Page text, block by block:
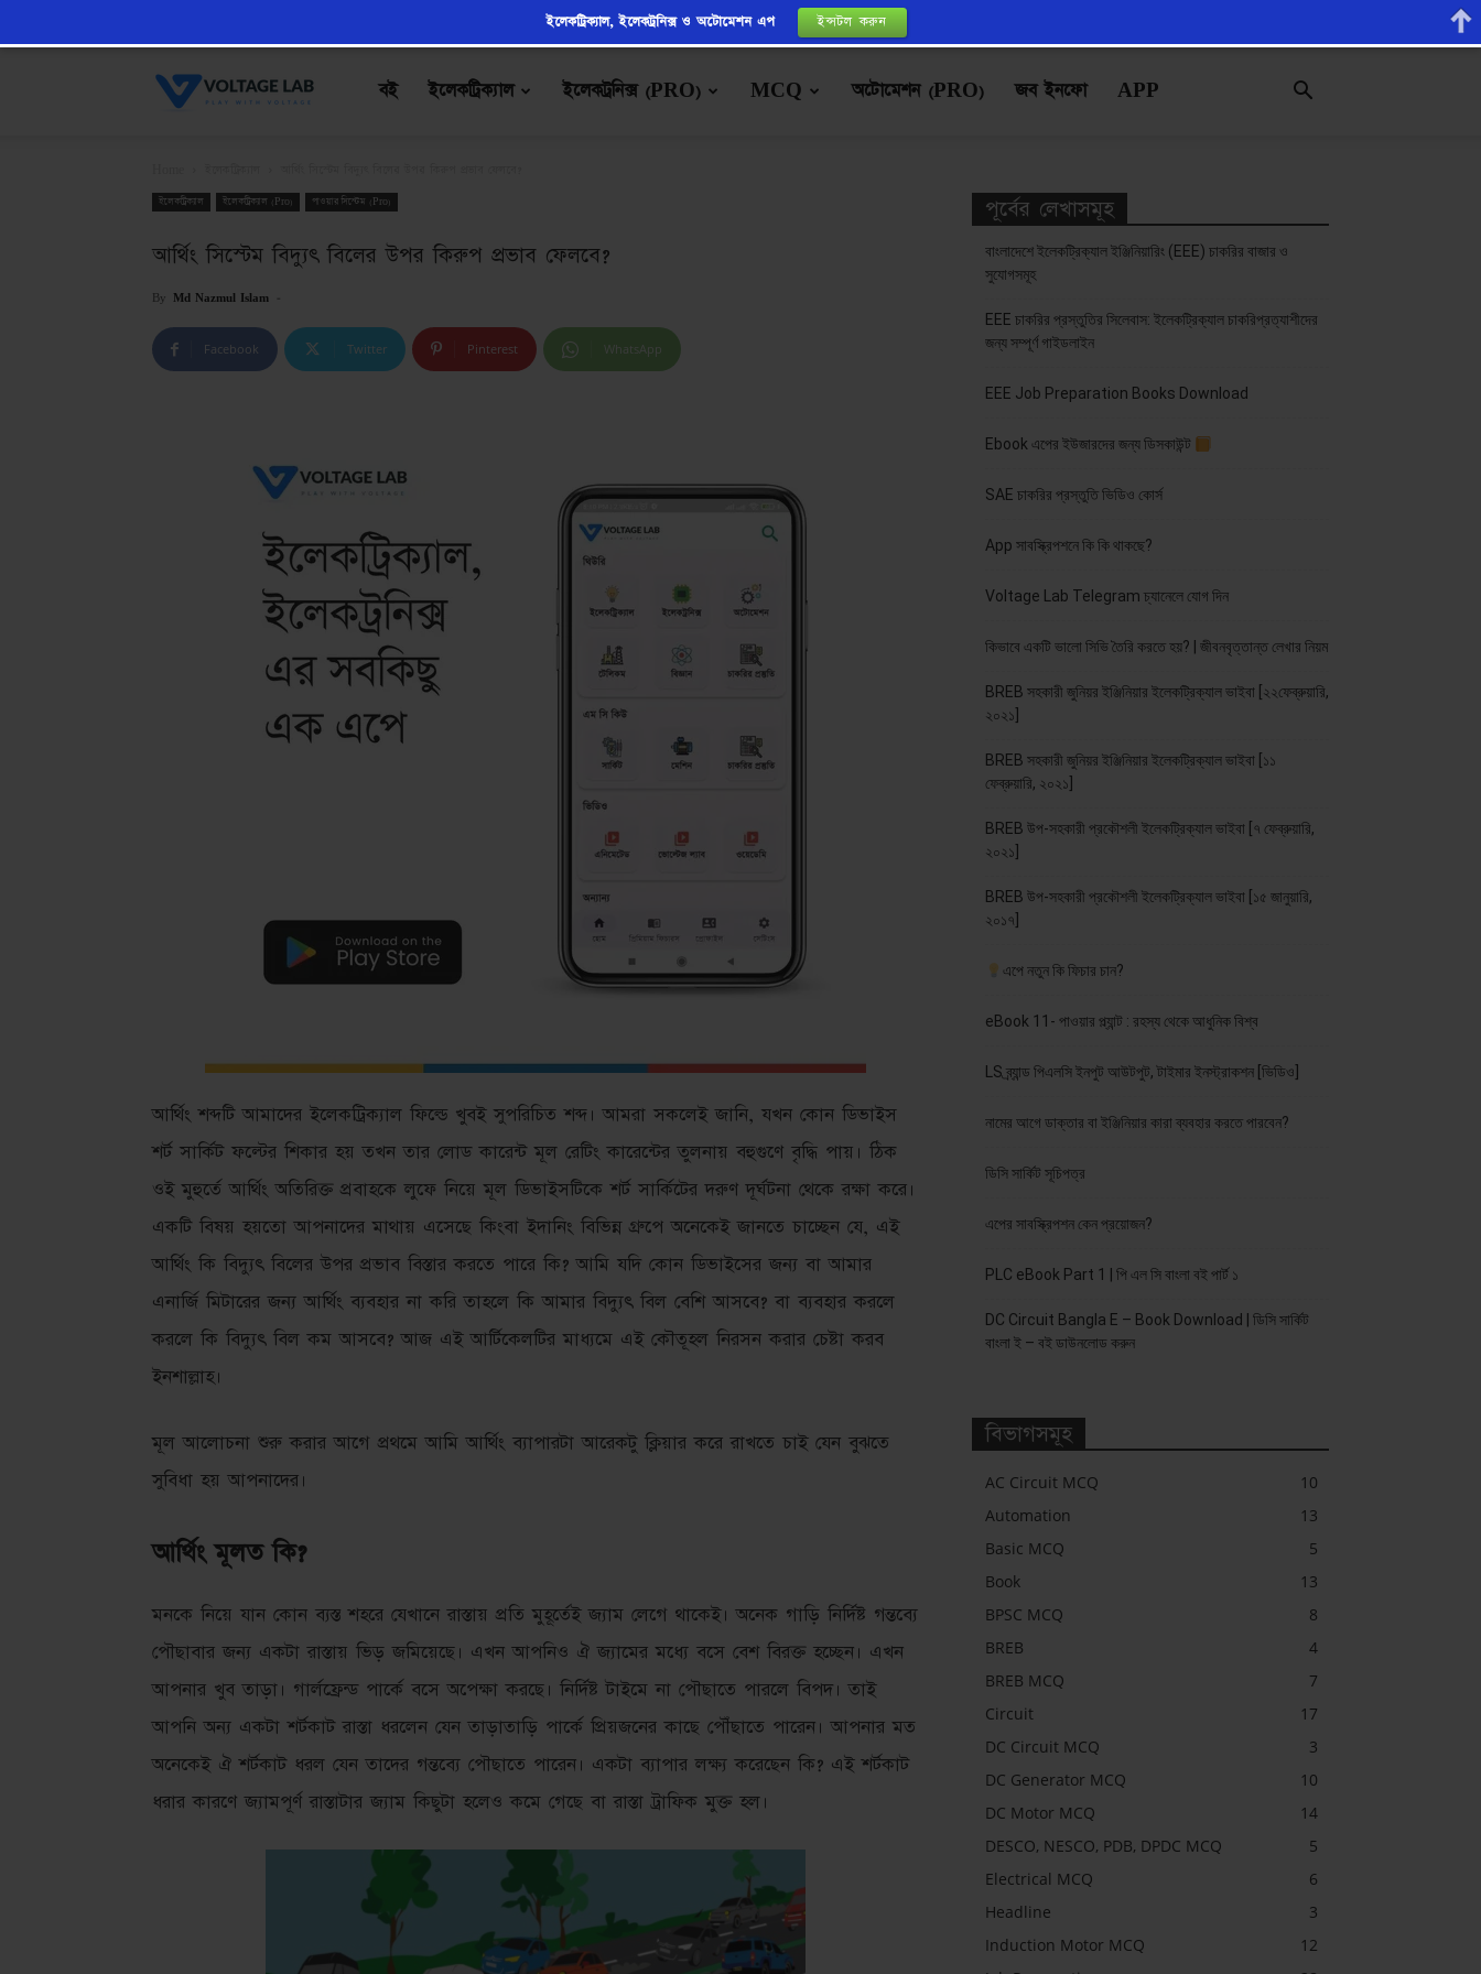
VoltageLab
বই ইলেকট্রিক্যাল ইলেকট্রনিক্স (PRO) MCQ অটোমেশন (PRO) জব ইনফো APP
ইলেকট্রিক্যাল ইলেকট্রিক্যাল (Pro) পাওয়ার সিস্টেম (Pro)
আর্থিং সিস্টেম বিদ্যুৎ বিলের উপর কিরুপ প্রভাব ফেলবে?
By Md Nazmul Islam -
Facebook Twitter Pinterest WhatsApp
আর্থিং শব্দটি আমাদের ইলেকট্রিক্যাল ফিল্ডে খুবই সুপরিচিত শব্দ। আমরা সকলেই জানি, যখন কোন ডিভাইস
শর্ট সার্কিট ফল্টের শিকার হয় তখন তার লোড কারেন্ট মূল রেটিং কারেন্টের তুলনায় বহুগুণে বৃদ্ধি পায়। ঠিক
ওই মুহুর্তে আর্থিং অতিরিক্ত প্রবাহকে লুফে নিয়ে মূল ডিভাইসটিকে শর্ট সার্কিটের দরুণ দূর্ঘটনা থেকে রক্ষা করে।
একটি বিষয় হয়তো আপনাদের মাথায় এসেছে কিংবা ইদানিং বিভিন্ন গ্রুপে অনেকেই জানতে চাচ্ছেন যে, এই
আর্থিং কি বিদ্যুৎ বিলের উপর প্রভাব বিস্তার করতে পারে কি? আমি যদি কোন ডিভাইসের জন্য বা আমার
এনার্জি মিটারের জন্য আর্থিং ব্যবহার না করি তাহলে কি আমার বিদ্যুৎ বিল বেশি আসবে? বা ব্যবহার করলে
করলে কি বিদ্যুৎ বিল কম আসবে? আজ এই আর্টিকেলটির মাধ্যমে এই কৌতূহল নিরসন করার চেষ্টা করব
ইনশাল্লাহ।
মূল আলোচনা শুরু করার আগে প্রথমে আমি আর্থিং ব্যাপারটা আরেকটু ক্লিয়ার করে রাখতে চাই যেন বুঝতে
সুবিধা হয় আপনাদের।
আর্থিং মূলত কি?
মনকে নিয়ে যান কোন ব্যস্ত শহরে যেখানে রাস্তায় প্রতি মুহূর্তেই জ্যাম লেগে থাকেই। অনেক গাড়ি নির্দিষ্ট গন্তব্যে
পৌছাবার জন্য একটা রাস্তায় ভিড় জমিয়েছে। এখন আপনিও ঐ জ্যামের মধ্যে বসে বেশ বিরক্ত হচ্ছেন। এখন
আপনার খুব তাড়া। গার্লফ্রেন্ড পার্কে বসে অপেক্ষা করছে। নির্দিষ্ট টাইমে না পৌছাতে পারলে বিপদ। তাই
আপনি অন্য একটা শর্টকাট রাস্তা ধরলেন যেন তাড়াতাড়ি পার্কে প্রিয়জনের কাছে পৌঁছাতে পারেন। আপনার মত
অনেকেই ঐ শর্টকাট ধরল যেন তাদের গন্তব্যে পৌছাতে পারেন। একটা ব্যাপার লক্ষ্য করেছেন কি? এই শর্টকাট
ধরার কারণে জ্যামপূর্ণ রাস্তাটার জ্যাম কিছুটা হলেও কমে গেছে বা রাস্তা ট্রাফিক মুক্ত হল।
পূর্বের লেখাসমূহ
বাংলাদেশে ইলেকট্রিক্যাল ইঞ্জিনিয়ারিং (EEE) চাকরির বাজার ও
সুযোগসমূহ
EEE চাকরির প্রস্তুতির সিলেবাস: ইলেকট্রিক্যাল চাকরিপ্রত্যাশীদের
জন্য সম্পূর্ণ গাইডলাইন
EEE Job Preparation Books Download
Ebook এপের ইউজারদের জন্য ডিসকাউন্ট
SAE চাকরির প্রস্তুতি ভিডিও কোর্স
App সাবস্ক্রিপশনে কি কি থাকছে?
Voltage Lab Telegram চ্যানেলে যোগ দিন
কিভাবে একটি ভালো সিভি তৈরি করতে হয়? | জীবনবৃত্তান্ত লেখার নিয়ম
BREB সহকারী জুনিয়র ইঞ্জিনিয়ার ইলেকট্রিক্যাল ভাইবা [২২ফেব্রুয়ারি,
২০২১]
BREB সহকারী জুনিয়র ইঞ্জিনিয়ার ইলেকট্রিক্যাল ভাইবা [১১
ফেব্রুয়ারি, ২০২১]
BREB উপ-সহকারী প্রকৌশলী ইলেকট্রিক্যাল ভাইবা [৭ ফেব্রুয়ারি,
২০২১]
BREB উপ-সহকারী প্রকৌশলী ইলেকট্রিক্যাল ভাইবা [১৫ জানুয়ারি,
২০১৭]
এপে নতুন কি ফিচার চান?
eBook 11- পাওয়ার প্ল্যান্ট : রহস্য থেকে আধুনিক বিশ্ব
LS ব্র্যান্ড পিএলসি ইনপুট আউটপুট, টাইমার ইনস্ট্রাকশন [ভিডিও]
নামের আগে ডাক্তার বা ইঞ্জিনিয়ার কারা ব্যবহার করতে পারবেন?
ডিসি সার্কিট সূচিপত্র
এপের সাবস্ক্রিপশন কেন প্রয়োজন?
PLC eBook Part 1 | পি এল সি বাংলা বই পার্ট ১
DC Circuit Bangla E – Book Download | ডিসি সার্কিট
বাংলা ই – বই ডাউনলোড করুন
বিভাগসমূহ
AC Circuit MCQ
10
Automation
13
Basic MCQ
5
Book
13
BPSC MCQ
8
BREB
4
BREB MCQ
7
Circuit
17
DC Circuit MCQ
3
DC Generator MCQ
10
DC Motor MCQ
14
DESCO, NESCO, PDB, DPDC MCQ
5
Electrical MCQ
6
Headline
3
Induction Motor MCQ
12
ইলেকট্রিক্যাল, ইলেকট্রনিক্স ও অটোমেশন এপ ইন্সটল করুন